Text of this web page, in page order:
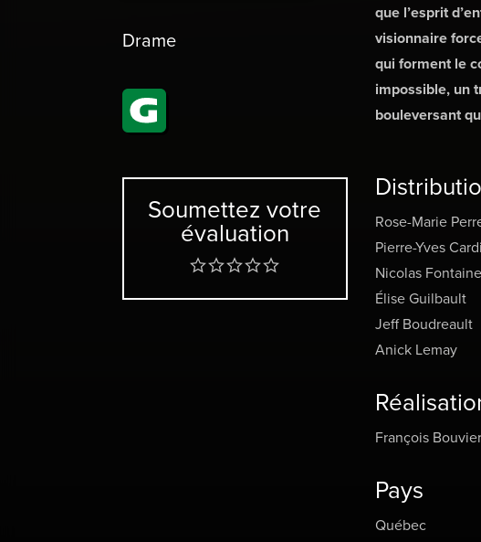
Drame
Soumettez votre
évaluation
que l’esprit
visionnaire
qui forment le
impossible, un
bouleversant
Rose-Marie
Pierre-Yves
Nicolas Fontaine
Élise Guilbault
Jeff Boudreault
Anick Lemay
François Bouvier
Pays
Québec